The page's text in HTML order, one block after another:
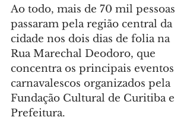
Ao todo, mais de 70 mil pessoas
passaram pela região central da
cidade nos dois dias de folia na
Rua Marechal Deodoro, que
concentra os principais eventos
carnavalescos organizados pela
Fundação Cultural de Curitiba e
Prefeitura.